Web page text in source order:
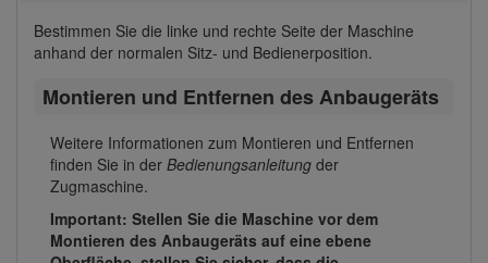
Bestimmen Sie die linke und rechte Seite der Maschine
anhand der normalen Sitz- und Bedienerposition.
Montieren und Entfernen des Anbaugeräts
Weitere Informationen zum Montieren und Entfernen
finden Sie in der Bedienungsanleitung der
Zugmaschine.
Important: Stellen Sie die Maschine vor dem
Montieren des Anbaugeräts auf eine ebene